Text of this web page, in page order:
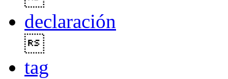
declaración
tag